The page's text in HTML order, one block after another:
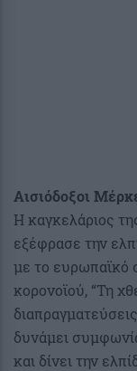
Αισιόδοξοι
Η καγκελάριος
εξέφρασε την
με το ευρωπαϊκό
κορονοϊού, “Τη
δυνάμει
και δίνει την